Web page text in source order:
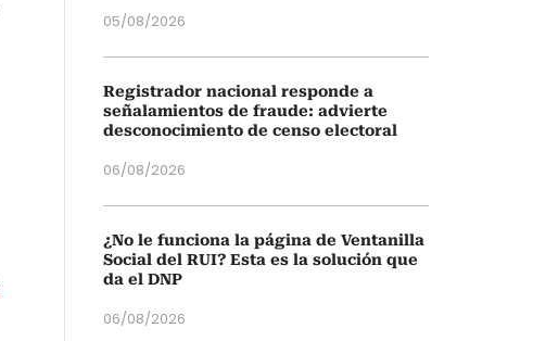
05/08/2026
Registrador nacional responde a
señalamientos de fraude: advierte
desconocimiento de censo electoral
06/08/2026
¿No le funciona la página de Ventanilla
Social del RUI? Esta es la solución que
da el DNP
06/08/2026